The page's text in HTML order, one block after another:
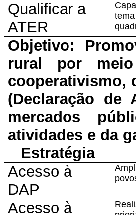
Qualificar a
ATER
Objetivo:
rural por
cooperativismo,
(Declaração de
mercados
atividades e da
Estratégia
Acesso à
DAP
Acesso à